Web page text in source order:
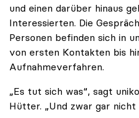
und einen darüber hinaus
Interessierten. Die
Personen befinden sich in
von ersten Kontakten bis
Aufnahmeverfahren.
„Es tut sich was“, sagt
Hütter. „Und zwar gar nicht